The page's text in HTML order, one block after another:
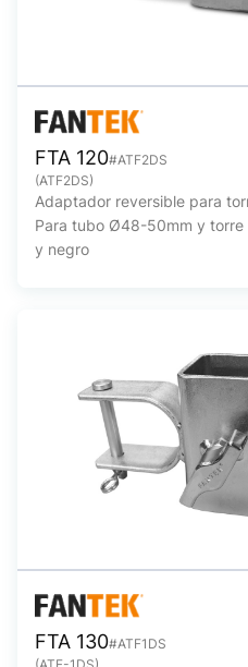
FTA 120#ATF2DS
(ATF2DS)
Adaptador reversible para
Para tubo Ø48-50mm y
y negro
FTA 130#ATF1DS